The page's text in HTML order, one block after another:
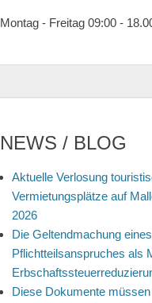
Montag - Freitag 09:00 -
NEWS / BLOG
Aktuelle Verlosung
Vermietungsplätze auf
2026
Die Geltendmachung eines
Pflichtteilsanspruches als
Diese Dokumente